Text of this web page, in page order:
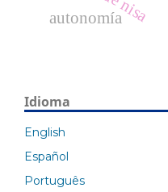
autonomía
Idioma
English
Español
Português